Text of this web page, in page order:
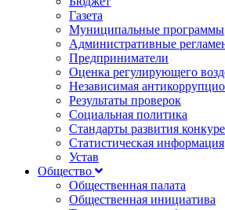
Газета
Муниципальные программы
Административные
Предприниматели
Оценка регулирующего
Независимая
Результаты проверок
Социальная политика
Стандарты развития
Статистическая информация
Устав
Общество
Общественная палата
Общественная инициатива